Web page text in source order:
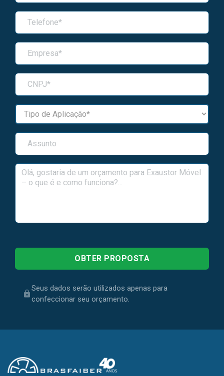
Seus dados serão utilizados apenas para
confeccionar seu orçamento.